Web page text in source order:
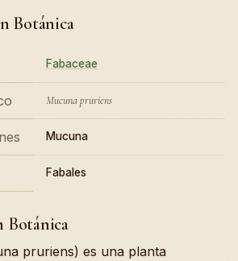
Botánica
Fabaceae
Mucuna pruriens
Mucuna
Fabales
Botánica
pruriens) es una planta